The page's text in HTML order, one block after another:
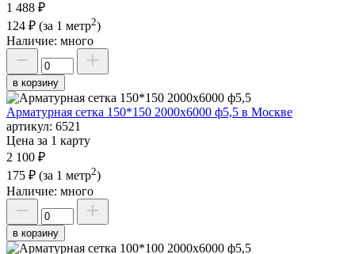
1 488 ₽
124 ₽ (за 1 метр2)
Наличие: много
в корзину
Арматурная сетка 150*150 2000х6000 ф5,5 в Москве
артикул: 6521
Цена за 1 карту
2 100 ₽
175 ₽ (за 1 метр2)
Наличие: много
в корзину